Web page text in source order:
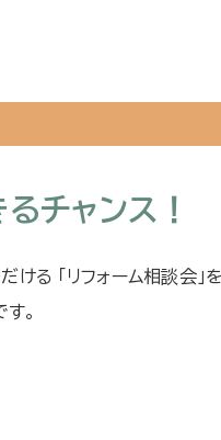
チャンス！
る 「リフォーム相談会」
。